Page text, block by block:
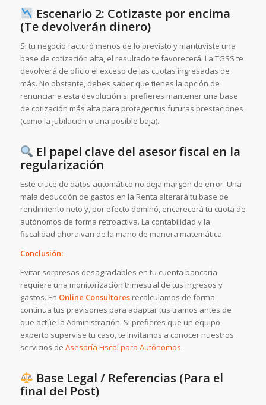
Escenario 2: Cotizaste por encima
(Te devolverán dinero)
Si tu negocio facturó menos de lo previsto y mantuviste una
base de cotización alta, el resultado te favorecerá. La TGSS te
devolverá de oficio el exceso de las cuotas ingresadas de
más. No obstante, debes saber que tienes la opción de
renunciar a esta devolución si prefieres mantener una base
de cotización más alta para proteger tus futuras prestaciones
(como la jubilación o una posible baja).
El papel clave del asesor fiscal en la
regularización
Este cruce de datos automático no deja margen de error. Una
mala deducción de gastos en la Renta alterará tu base de
rendimiento neto y, por efecto dominó, encarecerá tu cuota de
autónomos de forma retroactiva. La contabilidad y la
fiscalidad ahora van de la mano de manera matemática.
Conclusión:
Evitar sorpresas desagradables en tu cuenta bancaria
requiere una monitorización trimestral de tus ingresos y
gastos. En Online Consultoresrecalculamos de forma
continua tus previsones para adaptar tus tramos antes de
que actúe la Administración. Si prefieres que un equipo
experto supervise tu caso, te invitamos a conocer nuestros
servicios de Asesoría Fiscal para Autónomos.
Base Legal / Referencias (Para el
final del Post)